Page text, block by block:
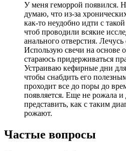
У меня геморрой появился.
думаю, что из-за
как-то неудобно идти с
чтоб проводили всякие
анального отверстия. Лечусь
Использую свечи на основе
стараюсь придерживаться
Устраиваю кефирные дни
чтобы снабдить его
проходит все до поры до
появляется. Еще не рожала
представить, как с таким
рожают.
Частые вопросы